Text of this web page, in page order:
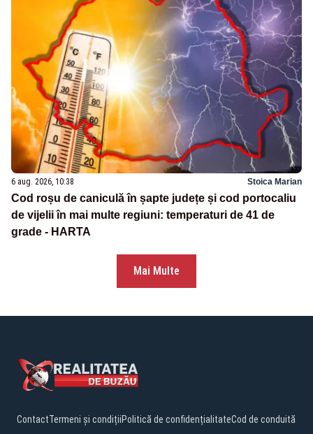
6 aug. 2026, 10:38 Stoica Marian
Cod roșu de caniculă în șapte județe și cod portocaliu
de vijelii în mai multe regiuni: temperaturi de 41 de
grade - HARTA
Mai Multe
ContactTermeni și condițiiPolitică de confidențialitateCod de conduită